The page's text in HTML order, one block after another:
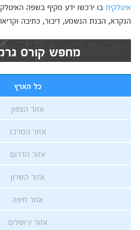
איטלקיתבו ירכשו ידע מקיף בשפה
הנקרא, הבנת הנשמע, דיבור, כתיבה
מחפש קורס
כל הארץ
אזור הצפון
אזור המרכז
אזור הדרום
אזור השרון
אזור חיפה
אזור ירושלים